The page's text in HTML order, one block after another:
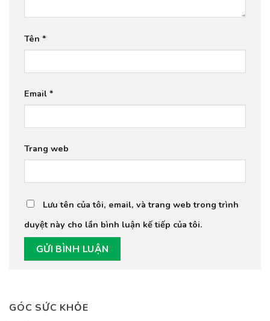
GÓC SỨC KHỎE
Tên *
Email *
Trang web
Lưu tên của tôi, email, và trang web trong trình
duyệt này cho lần bình luận kế tiếp của tôi.